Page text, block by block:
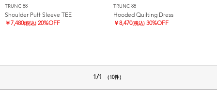
TRUNC 88
Shoulder Puff Sleeve TEE
￥ 7,480(税込) 20%OFF
TRUNC 88
Hooded Quilting Dress
￥8,470(税込) 30%OFF
1/1 （10件）